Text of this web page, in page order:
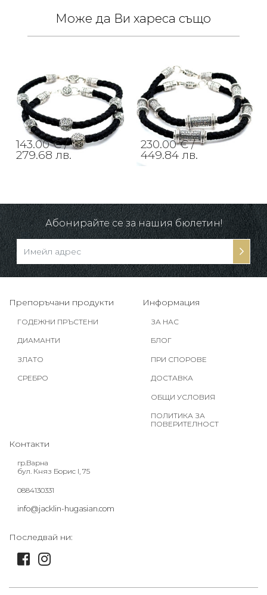
Може да Ви хареса също
143.00 € /
279.68 лв.
230.00 € /
449.84 лв.
Абонирайте се за нашия бюлетин!
Препоръчани продукти
ГОДЕЖНИ ПРЪСТЕНИ
ДИАМАНТИ
ЗЛАТО
СРЕБРО
Информация
ЗА НАС
БЛОГ
ПРИ СПОРОВЕ
ДОСТАВКА
ОБЩИ УСЛОВИЯ
ПОЛИТИКА ЗА
ПОВЕРИТЕЛНОСТ
Контакти
гр.Варна
бул. Княз Борис I, 75
0884130331
info@jacklin-hugasian.com
Последвай ни: